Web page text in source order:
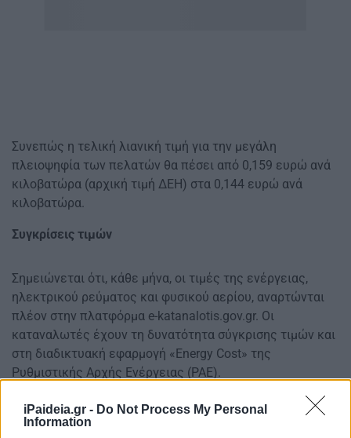
iPaideia.gr - Do Not Process My Personal
Information
Συνεπώς η τελική λιανική τιμή για την μεγάλη
πλειοψηφία των πελατών θα πέσει από 0,159 ευρώ ανά
κιλοβατώρα (αρχική τιμή ΔΕΗ) στα 0,144 ευρώ ανά
κιλοβατώρα.
Συγκρίσεις τιμών
Σημειώνεται ότι, κάθε μήνα, οι τιμές της ενέργειας,
ηλεκτρικού ρεύματος και φυσικού αερίου, αναρτώνται
πλέον στην πλατφόρμα e-katanalotis.gov.gr. Οι
καταναλωτές έχουν τη δυνατότητα σύγκρισης τιμών και
στη διαδικτυακή εφαρμογή «Energy Cost» της
Ρυθμιστικής Αρχής Ενέργειας (ΡΑΕ).
Οι αρχικές χρεώσεις ανά προμηθευτή